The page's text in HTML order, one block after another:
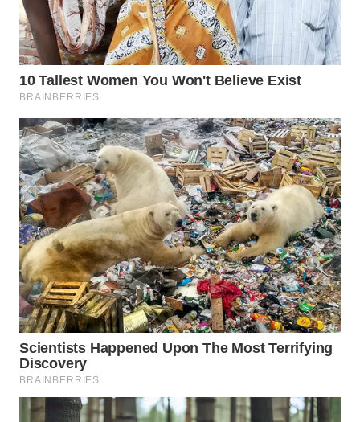
WAHANANEWS
NET
WAHANA
SPORT
WAHANA
UMKM
WAHANA
SELEB
WAHANA
PERSONA
OTOMOTIF
WAHANA
HEALTH